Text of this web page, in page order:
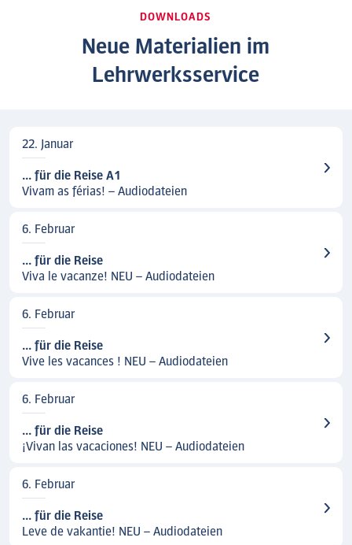
DOWNLOADS
Neue Materialien im
Lehrwerksservice
22. Januar
... für die Reise A1
Vivam as férias! – Audiodateien
6. Februar
... für die Reise
Viva le vacanze! NEU – Audiodateien
6. Februar
... für die Reise
Vive les vacances ! NEU – Audiodateien
6. Februar
... für die Reise
¡Vivan las vacaciones! NEU – Audiodateien
6. Februar
... für die Reise
Leve de vakantie! NEU – Audiodateien